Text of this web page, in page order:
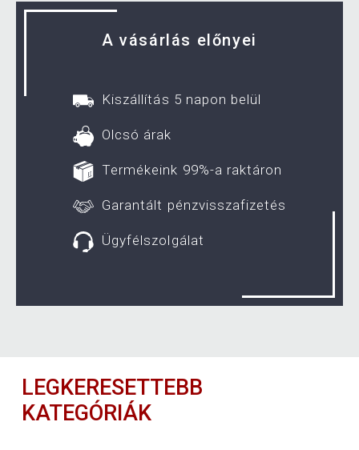
A vásárlás előnyei
Kiszállítás 5 napon belül
Olcsó árak
Termékeink 99%-a raktáron
Garantált pénzvisszafizetés
Ügyfélszolgálat
LEGKERESETTEBB
KATEGÓRIÁK